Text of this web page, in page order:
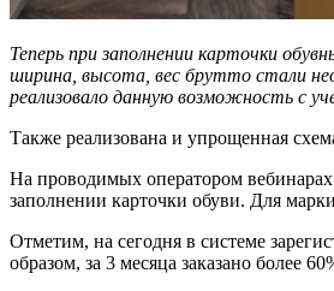
Теперь при заполнении карточки
ширина, высота, вес брутто стали
реализовало данную возможность с
Также реализована и упрощенная
На проводимых оператором
заполнении карточки обуви. Для
Отметим, на сегодня в системе
образом, за 3 месяца заказано более